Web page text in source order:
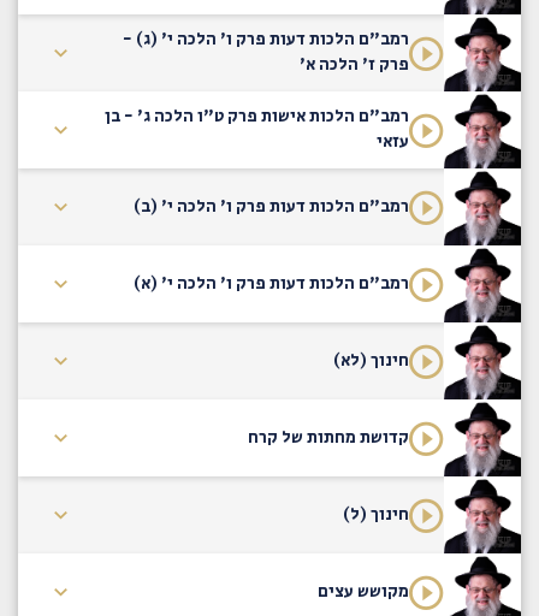
רמב"ם הלכות דעות פרק ו' הלכה י' (ג) -
פרק ז' הלכה א'
רמב"ם הלכות אישות פרק ט"ו הלכה ג' - בן
עזאי
רמב"ם הלכות דעות פרק ו' הלכה י' (ב)
רמב"ם הלכות דעות פרק ו' הלכה י' (א)
חינוך (לא)
קדושת מחתות של קרח
חינוך (ל)
מקושש עצים